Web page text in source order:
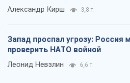
Александр Кирш 3,8 т.
Запад проспал угрозу: Россия
проверить НАТО войной
Леонид Невзлин 6,6 т.